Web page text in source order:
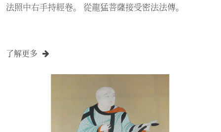
法照中右手持經卷。 從龍猛菩薩接受密法法傳。
了解更多